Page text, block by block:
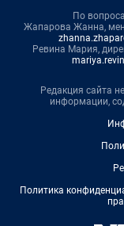
По
Жапарова Жанна,
Ревина Мария,
Редакция сайта
информации,
Политика